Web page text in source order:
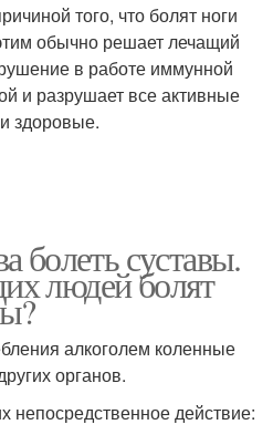
того, что болят ноги
обычно решает лечащий
в работе иммунной
и разрушает все активные
здоровые.
болеть суставы.
людей болят
алкоголем коленные
органов.
непосредственное действие: